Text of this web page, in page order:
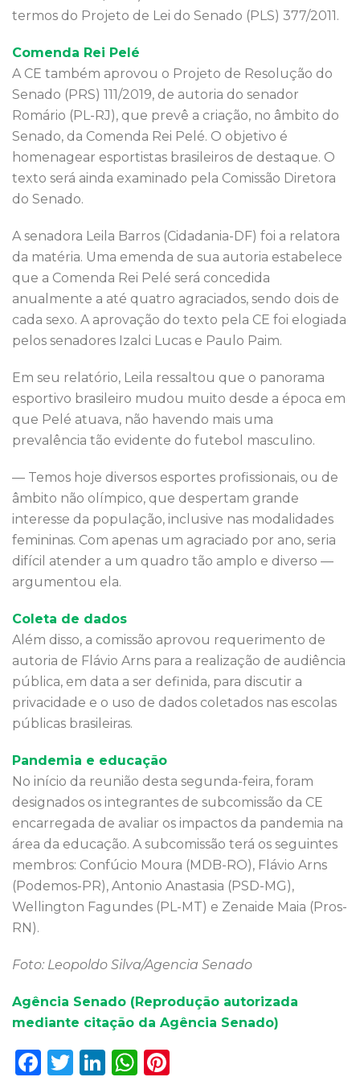
termos do Projeto de Lei do Senado (PLS) 377/2011.
Comenda Rei Pelé
A CE também aprovou o Projeto de Resolução do
Senado (PRS) 111/2019, de autoria do senador
Romário (PL-RJ), que prevê a criação, no âmbito do
Senado, da Comenda Rei Pelé. O objetivo é
homenagear esportistas brasileiros de destaque. O
texto será ainda examinado pela Comissão Diretora
do Senado.
A senadora Leila Barros (Cidadania-DF) foi a relatora
da matéria. Uma emenda de sua autoria estabelece
que a Comenda Rei Pelé será concedida
anualmente a até quatro agraciados, sendo dois de
cada sexo. A aprovação do texto pela CE foi elogiada
pelos senadores Izalci Lucas e Paulo Paim.
Em seu relatório, Leila ressaltou que o panorama
esportivo brasileiro mudou muito desde a época em
que Pelé atuava, não havendo mais uma
prevalência tão evidente do futebol masculino.
— Temos hoje diversos esportes profissionais, ou de
âmbito não olímpico, que despertam grande
interesse da população, inclusive nas modalidades
femininas. Com apenas um agraciado por ano, seria
difícil atender a um quadro tão amplo e diverso —
argumentou ela.
Coleta de dados
Além disso, a comissão aprovou requerimento de
autoria de Flávio Arns para a realização de audiência
pública, em data a ser definida, para discutir a
privacidade e o uso de dados coletados nas escolas
públicas brasileiras.
Pandemia e educação
No início da reunião desta segunda-feira, foram
designados os integrantes de subcomissão da CE
encarregada de avaliar os impactos da pandemia na
área da educação. A subcomissão terá os seguintes
membros: Confúcio Moura (MDB-RO), Flávio Arns
(Podemos-PR), Antonio Anastasia (PSD-MG),
Wellington Fagundes (PL-MT) e Zenaide Maia (Pros-
RN).
Foto: Leopoldo Silva/Agencia Senado
Agência Senado (Reprodução autorizada
mediante citação da Agência Senado)
F
T
Li W